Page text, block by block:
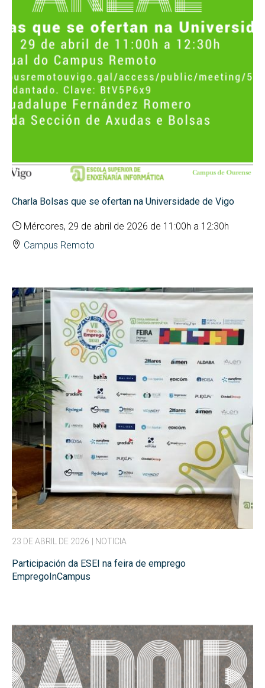
Charla Bolsas que se ofertan na Universidade de Vigo
Mércores, 29 de abril de 2026 de 11:00h a 12:30h
Campus Remoto
23 DE ABRIL DE 2026 | NOTICIA
Participación da ESEI na feira de emprego
EmpregoInCampus